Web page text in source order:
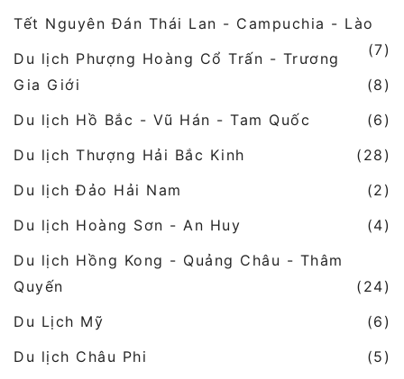
Tết Nguyên Đán Thái Lan - Campuchia - Lào
(7)
Du lịch Phượng Hoàng Cổ Trấn - Trương
Gia Giới
(8)
Du lịch Hồ Bắc - Vũ Hán - Tam Quốc
(6)
Du lịch Thượng Hải Bắc Kinh
(28)
Du lịch Đảo Hải Nam
(2)
Du lịch Hoàng Sơn - An Huy
(4)
Du lịch Hồng Kong - Quảng Châu - Thâm
Quyến
(24)
Du Lịch Mỹ
(6)
Du lịch Châu Phi
(5)